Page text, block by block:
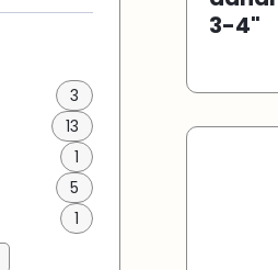
3
13
1
5
1
3-4"